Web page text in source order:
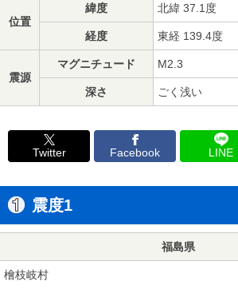
位置
緯度 北緯 37.1度
経度 東経 139.4度
震源
マグニチュード M2.3
深さ ごく浅い
Twitter Facebook LINE
震度1
福島県
檜枝岐村